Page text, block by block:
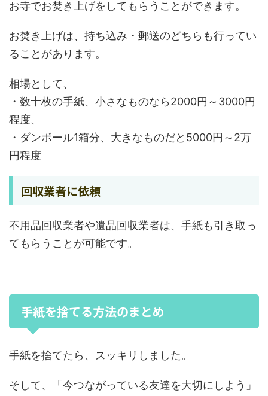
お寺でお焚き上げをしてもらうことができます。
お焚き上げは、持ち込み・郵送のどちらも行ってい
ることがあります。
相場として、
・数十枚の手紙、小さなものなら2000円～3000円
程度、
・ダンボール1箱分、大きなものだと5000円～2万
円程度
回収業者に依頼
不用品回収業者や遺品回収業者は、手紙も引き取っ
てもらうことが可能です。
手紙を捨てる方法のまとめ
手紙を捨てたら、スッキリしました。
そして、「今つながっている友達を大切にしよう」